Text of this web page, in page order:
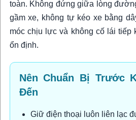
toàn. Không đứng giữa lòng
gầm xe, không tự kéo xe bằng
móc chịu lực và không cố lái tiếp
ổn định.
Nên Chuẩn Bị Trước
Đến
Giữ điện thoại luôn liên lạc